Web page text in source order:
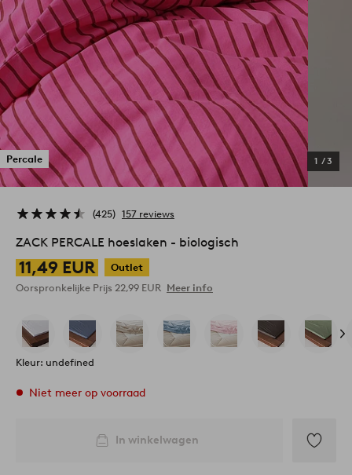
Percale 1 /3
425 157 reviews
ZACK PERCALE hoeslaken - biologisch
11,49 EUR
Outlet
Oorspronkelijke Prijs 22,99 EUR Meer info
Kleur: undefined
Niet meer op voorraad
In winkelwagen